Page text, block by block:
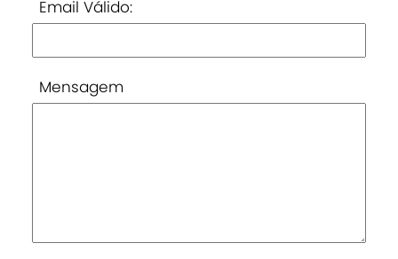
Email Válido:
Mensagem